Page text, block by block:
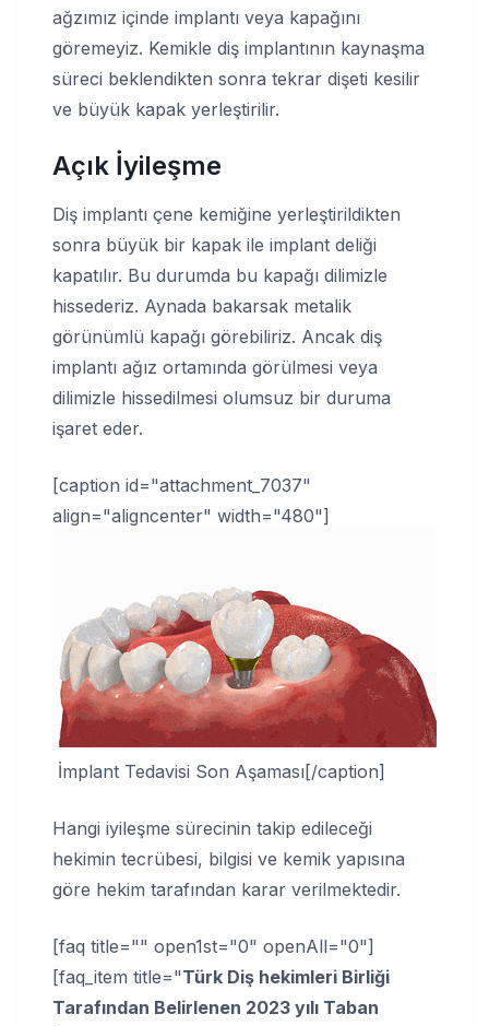
ağzımız içinde implantı veya kapağını
göremeyiz. Kemikle diş implantının kaynaşma
süreci beklendikten sonra tekrar dişeti kesilir
ve büyük kapak yerleştirilir.
Açık İyileşme
Diş implantı çene kemiğine yerleştirildikten
sonra büyük bir kapak ile implant deliği
kapatılır. Bu durumda bu kapağı dilimizle
hissederiz. Aynada bakarsak metalik
görünümlü kapağı görebiliriz. Ancak diş
implantı ağız ortamında görülmesi veya
dilimizle hissedilmesi olumsuz bir duruma
işaret eder.
[caption id="attachment_7037"
align="aligncenter" width="480"]
İmplant Tedavisi Son Aşaması[/caption]
Hangi iyileşme sürecinin takip edileceği
hekimin tecrübesi, bilgisi ve kemik yapısına
göre hekim tarafından karar verilmektedir.
[faq title="" open1st="0" openAll="0"]
[faq_item title="Türk Diş hekimleri Birliği
Tarafından Belirlenen 2023 yılı Taban